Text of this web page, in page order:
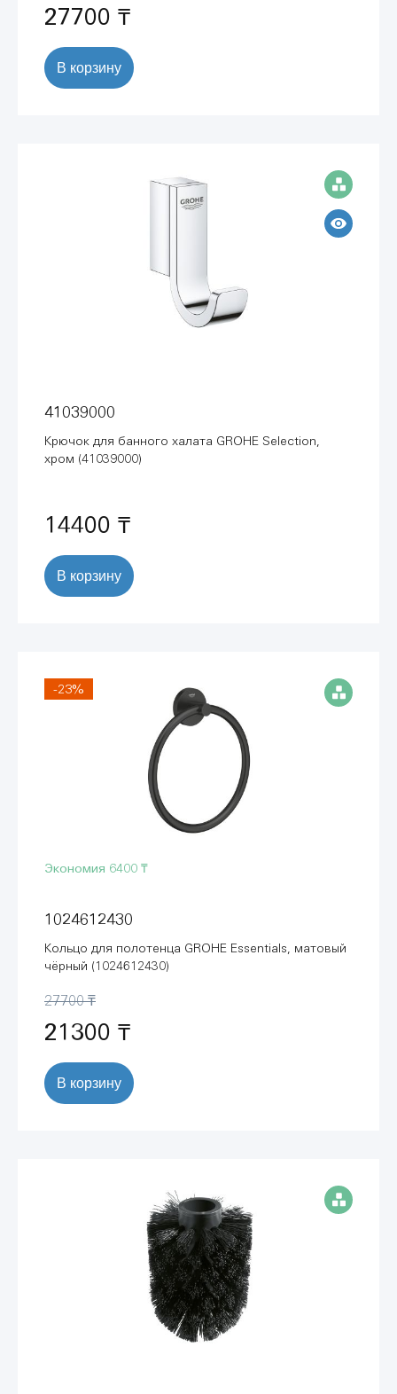
27700 ₸
В корзину
41039000
Крючок для банного халата GROHE Selection,
хром (41039000)
14400 ₸
В корзину
-23%
Экономия 6400 ₸
1024612430
Кольцо для полотенца GROHE Essentials, матовый
чёрный (1024612430)
27700 ₸
21300 ₸
В корзину